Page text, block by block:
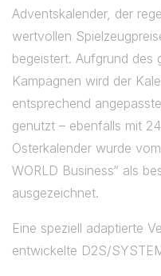
Adventskalender, der
wertvollen
begeistert. Aufgrund des
Kampagnen wird der
entsprechend
genutzt – ebenfalls mit
Osterkalender wurde
WORLD Business“ als
ausgezeichnet.
Eine speziell adaptierte
entwickelte D2S/